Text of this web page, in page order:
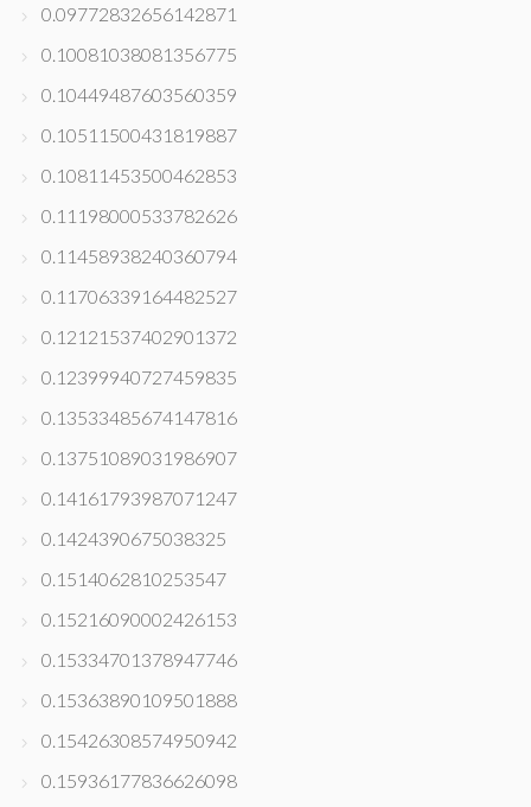
0.09772832656142871
0.10081038081356775
0.10449487603560359
0.10511500431819887
0.10811453500462853
0.11198000533782626
0.11458938240360794
0.11706339164482527
0.12121537402901372
0.12399940727459835
0.13533485674147816
0.13751089031986907
0.14161793987071247
0.1424390675038325
0.1514062810253547
0.15216090002426153
0.15334701378947746
0.15363890109501888
0.15426308574950942
0.15936177836626098